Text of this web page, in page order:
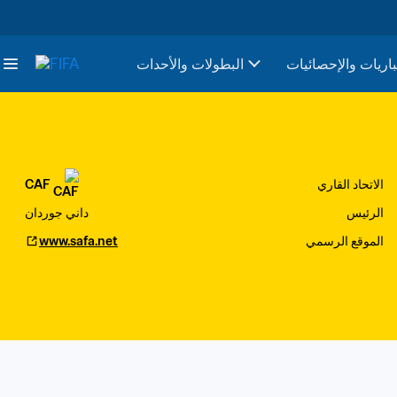
البطولات والأحدات والإحصائيات
الاتحاد القاري
CAF
الرئيس
داني جوردان
الموقع الرسمي
www.safa.net